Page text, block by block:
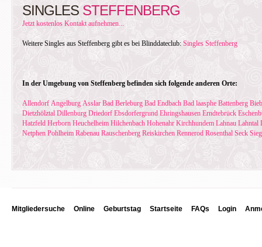
SINGLES STEFFENBERG
Jetzt kostenlos Kontakt aufnehmen...
Weitere Singles aus Steffenberg gibt es bei Blinddateclub: Singles Steffenberg
In der Umgebung von Steffenberg befinden sich folgende anderen Orte:
Allendorf Angelburg Asslar Bad Berleburg Bad Endbach Bad laasphe Battenberg
Dietzhölztal Dillenburg Driedorf Ebsdorfergrund Ehringshausen Erndtebrück
Hatzfeld Herborn Heuchelheim Hilchenbach Hohenahr Kirchhundem Lahnau Lahntal
Netphen Pohlheim Rabenau Rauschenberg Reiskirchen Rennerod Rosenthal Seck
Mitgliedersuche Online Geburtstag Startseite FAQs Login